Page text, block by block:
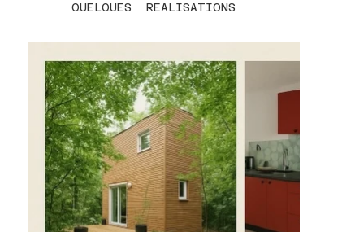
QUELQUES REALISATIONS